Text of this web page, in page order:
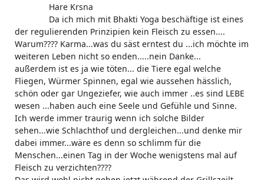
Hare Krsna
Da ich mich mit Bhakti Yoga beschäftige ist eines
der regulierenden Prinzipien kein Fleisch zu essen....
Warum???? Karma...was du säst erntest du ...ich möchte im
weiteren Leben nicht so enden.....nein Danke...
außerdem ist es ja wie töten... die Tiere egal welche
Fliegen, Würmer Spinnen, egal wie aussehen hässlich,
schön oder gar Ungeziefer, wie auch immer ..es sind LEBE
wesen ...haben auch eine Seele und Gefühle und Sinne.
Ich werde immer traurig wenn ich solche Bilder
sehen...wie Schlachthof und dergleichen...und denke mir
dabei immer...wäre es denn so schlimm für die
Menschen...einen Tag in der Woche wenigstens mal auf
Fleisch zu verzichten????